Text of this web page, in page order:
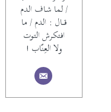
/ لما شـاف الدم
قـــال : الدم / ما
افتكـرش التوت
ولا العِنّاب !